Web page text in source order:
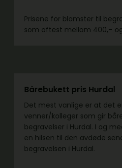
Prisene for blomster til
som oftest mellom 400,– og
Bårebukett pris Hurdal
Det mest vanlige er at det
venner/kolleger som gir
begravelser i Hurdal. I og
en hilsen til den avdøde
begravelsen i Hurdal.